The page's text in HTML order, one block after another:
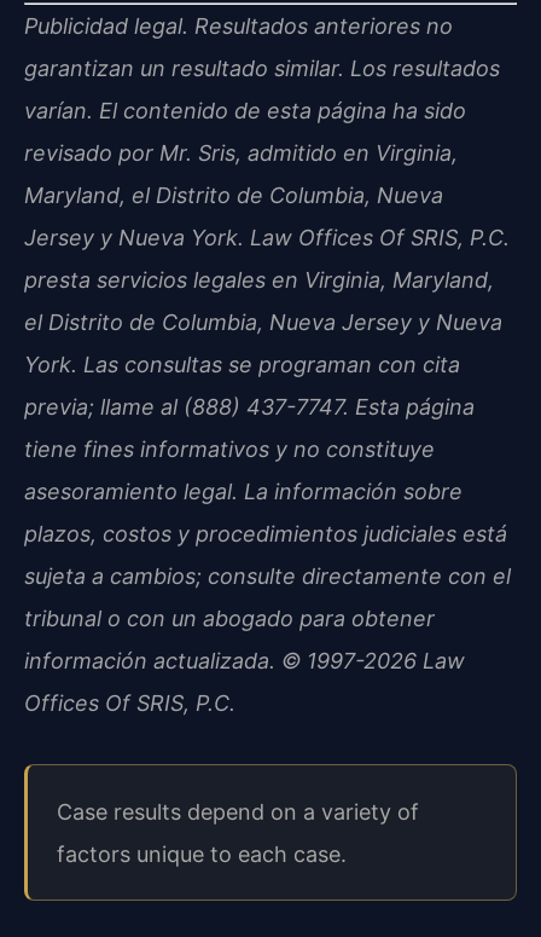
Publicidad legal. Resultados anteriores no
garantizan un resultado similar. Los resultados
varían. El contenido de esta página ha sido
revisado por Mr. Sris, admitido en Virginia,
Maryland, el Distrito de Columbia, Nueva
Jersey y Nueva York. Law Offices Of SRIS, P.C.
presta servicios legales en Virginia, Maryland,
el Distrito de Columbia, Nueva Jersey y Nueva
York. Las consultas se programan con cita
previa; llame al (888) 437-7747. Esta página
tiene fines informativos y no constituye
asesoramiento legal. La información sobre
plazos, costos y procedimientos judiciales está
sujeta a cambios; consulte directamente con el
tribunal o con un abogado para obtener
información actualizada. © 1997-2026 Law
Offices Of SRIS, P.C.
Case results depend on a variety of
factors unique to each case.